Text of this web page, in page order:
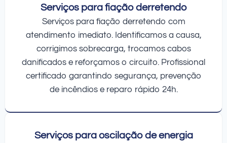
Serviços para fiação derretendo
Serviços para fiação derretendo com
atendimento imediato. Identificamos a causa,
corrigimos sobrecarga, trocamos cabos
danificados e reforçamos o circuito. Profissional
certificado garantindo segurança, prevenção
de incêndios e reparo rápido 24h.
Serviços para oscilação de energia